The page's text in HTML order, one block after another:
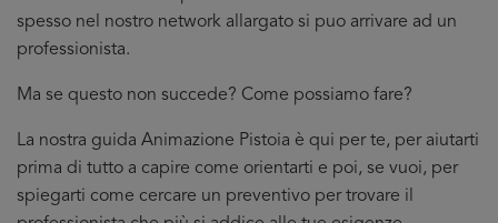
spesso nel nostro network allargato si puo arrivare ad un
professionista.
Ma se questo non succede? Come possiamo fare?
La nostra guida Animazione Pistoia è qui per te, per aiutarti
prima di tutto a capire come orientarti e poi, se vuoi, per
spiegarti come cercare un preventivo per trovare il